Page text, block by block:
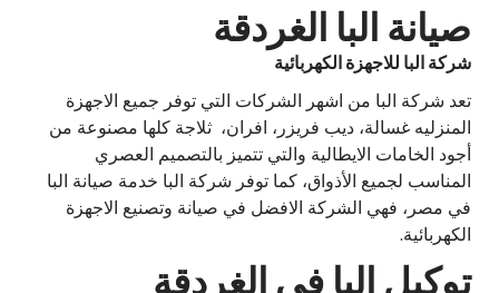
صيانة البا الغردقة
شركة البا للاجهزة الكهربائية
تعد شركة البا من اشهر الشركات التي توفر جميع الاجهزة
المنزليه غسالة، ديب فريزر، افران، ثلاجة كلها مصنوعة من
أجود الخامات الايطالية والتي تتميز بالتصميم العصري
المناسب لجميع الأذواق، كما توفر شركة البا خدمة صيانة البا
في مصر، فهي الشركة الافضل في صيانة وتصنيع الاجهزة
الكهربائية.
توكيل البا في الغردقة